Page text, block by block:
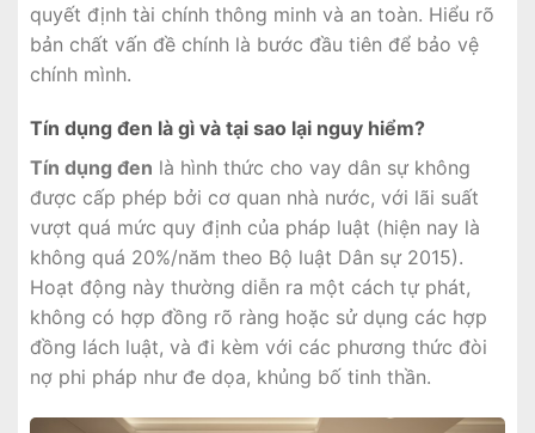
quyết định tài chính thông minh và an toàn. Hiểu rõ
bản chất vấn đề chính là bước đầu tiên để bảo vệ
chính mình.
Tín dụng đen là gì và tại sao lại nguy hiểm?
Tín dụng đen là hình thức cho vay dân sự không
được cấp phép bởi cơ quan nhà nước, với lãi suất
vượt quá mức quy định của pháp luật (hiện nay là
không quá 20%/năm theo Bộ luật Dân sự 2015).
Hoạt động này thường diễn ra một cách tự phát,
không có hợp đồng rõ ràng hoặc sử dụng các hợp
đồng lách luật, và đi kèm với các phương thức đòi
nợ phi pháp như đe dọa, khủng bố tinh thần.